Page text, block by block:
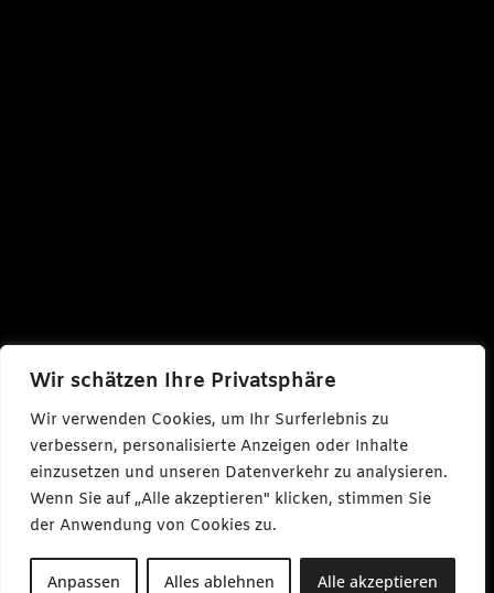
Wir schätzen Ihre Privatsphäre
Wir verwenden Cookies, um Ihr Surferlebnis zu
verbessern, personalisierte Anzeigen oder Inhalte
einzusetzen und unseren Datenverkehr zu analysieren.
Wenn Sie auf „Alle akzeptieren" klicken, stimmen Sie
der Anwendung von Cookies zu.
Anpassen Alles ablehnen Alle akzeptieren